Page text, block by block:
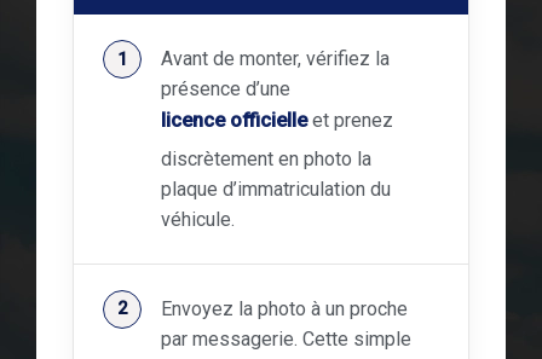
Avant de monter, vérifiez la
présence d’une
licence officielleet prenez
discrètement en photo la
plaque d’immatriculation du
véhicule.
Envoyez la photo à un proche
par messagerie. Cette simple